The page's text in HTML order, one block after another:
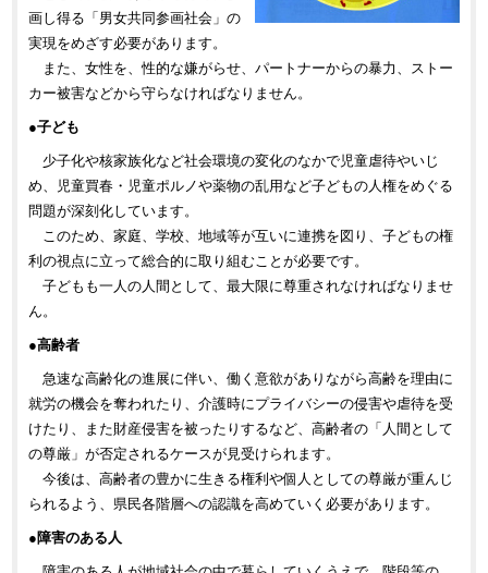
画し得る「男女共同参画社会」の
実現をめざす必要があります。
また、女性を、性的な嫌がらせ、パートナーからの暴力、ストー
カー被害などから守らなければなりません。
●子ども
少子化や核家族化など社会環境の変化のなかで児童虐待やいじ
め、児童買春・児童ポルノや薬物の乱用など子どもの人権をめぐる
問題が深刻化しています。
このため、家庭、学校、地域等が互いに連携を図り、子どもの権
利の視点に立って総合的に取り組むことが必要です。
子どもも一人の人間として、最大限に尊重されなければなりませ
ん。
●高齢者
急速な高齢化の進展に伴い、働く意欲がありながら高齢を理由に
就労の機会を奪われたり、介護時にプライバシーの侵害や虐待を受
けたり、また財産侵害を被ったりするなど、高齢者の「人間として
の尊厳」が否定されるケースが見受けられます。
今後は、高齢者の豊かに生きる権利や個人としての尊厳が重んじ
られるよう、県民各階層への認識を高めていく必要があります。
●障害のある人